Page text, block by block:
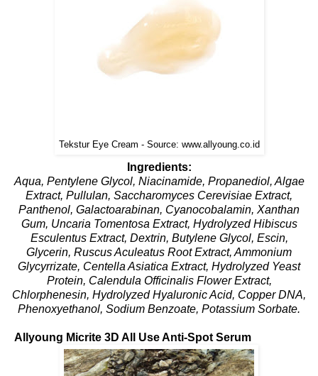
Tekstur Eye Cream - Source: www.allyoung.co.id
Ingredients:
Aqua, Pentylene Glycol, Niacinamide, Propanediol, Algae
Extract, Pullulan, Saccharomyces Cerevisiae Extract,
Panthenol, Galactoarabinan, Cyanocobalamin, Xanthan
Gum, Uncaria Tomentosa Extract, Hydrolyzed Hibiscus
Esculentus Extract, Dextrin, Butylene Glycol, Escin,
Glycerin, Ruscus Aculeatus Root Extract, Ammonium
Glycyrrizate, Centella Asiatica Extract, Hydrolyzed Yeast
Protein, Calendula Officinalis Flower Extract,
Chlorphenesin, Hydrolyzed Hyaluronic Acid, Copper DNA,
Phenoxyethanol, Sodium Benzoate, Potassium Sorbate.
Allyoung Micrite 3D All Use Anti-Spot Serum